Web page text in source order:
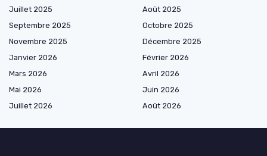
Juillet 2025
Août 2025
Septembre 2025
Octobre 2025
Novembre 2025
Décembre 2025
Janvier 2026
Février 2026
Mars 2026
Avril 2026
Mai 2026
Juin 2026
Juillet 2026
Août 2026